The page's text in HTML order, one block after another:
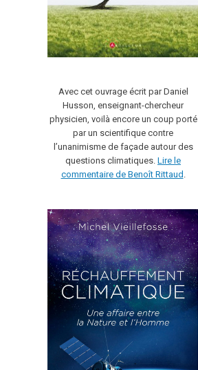
Avec cet ouvrage écrit par Daniel
Husson, enseignant-chercheur
physicien, voilà encore un coup porté
par un scientifique contre
l’unanimisme de façade autour des
questions climatiques. Lire le
commentaire de Benoît Rittaud